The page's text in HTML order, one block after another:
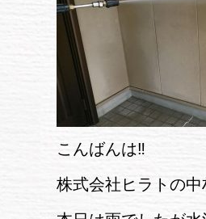
こんばんは‼
株式会社ヒラトの中